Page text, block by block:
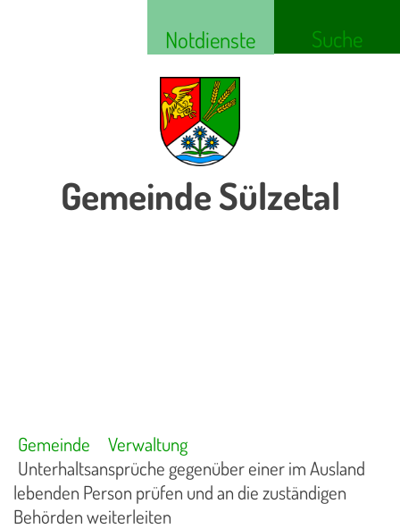
Notdienste Suche
Gemeinde Sülzetal
Gemeinde
Verwaltung
Unterhaltsansprüche gegenüber einer im Ausland
lebenden Person prüfen und an die zuständigen
Behörden weiterleiten